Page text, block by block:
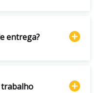
entrega?
trabalho